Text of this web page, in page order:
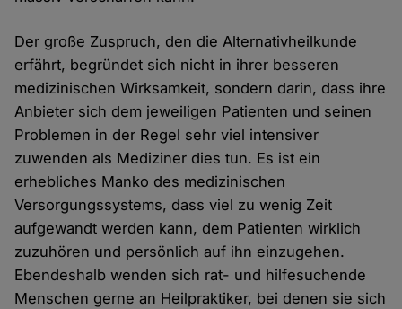
Der große Zuspruch, den die Alternativheilkunde
erfährt, begründet sich nicht in ihrer besseren
medizinischen Wirksamkeit, sondern darin, dass ihre
Anbieter sich dem jeweiligen Patienten und seinen
Problemen in der Regel sehr viel intensiver
zuwenden als Mediziner dies tun. Es ist ein
erhebliches Manko des medizinischen
Versorgungssystems, dass viel zu wenig Zeit
aufgewandt werden kann, dem Patienten wirklich
zuzuhören und persönlich auf ihn einzugehen.
Ebendeshalb wenden sich rat- und hilfesuchende
Menschen gerne an Heilpraktiker, bei denen sie sich